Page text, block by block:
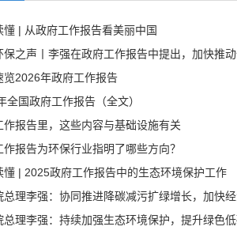
懂 | 从政府工作报告看美丽中国
保之声丨李强在政府工作报告中提出，加快推
览2026年政府工作报告
全国政府工作报告（全文）
作报告里，这些内容与基础设施有关
作报告为环保行业指明了哪些方向？
懂 | 2025政府工作报告中的生态环境保护工作
总理李强：协同推进降碳减污扩绿增长，加快
总理李强：持续加强生态环境保护，提升绿色